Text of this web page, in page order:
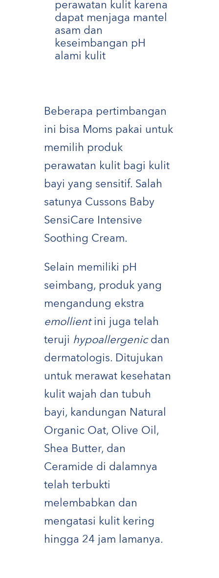
perawatan kulit karena
dapat menjaga mantel
asam dan
keseimbangan pH
alami kulit
Beberapa pertimbangan
ini bisa Moms pakai untuk
memilih produk
perawatan kulit bagi kulit
bayi yang sensitif. Salah
satunya Cussons Baby
SensiCare
Intensive
Soothing Cream.
Selain memiliki pH
seimbang, produk yang
mengandung ekstra
emollientini juga telah
teruji hypoallergenicdan
dermatologis. Ditujukan
untuk merawat kesehatan
kulit wajah dan tubuh
bayi, kandungan Natural
Organic Oat, Olive Oil,
Shea Butter, dan
Ceramide di dalamnya
telah terbukti
melembabkan dan
mengatasi kulit kering
hingga 24 jam lamanya.